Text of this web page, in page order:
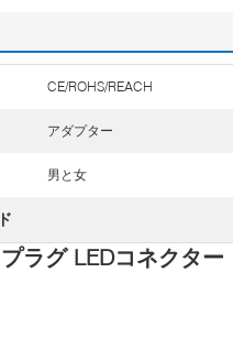
CE/ROHS/REACH
アダプター
男と女
ラグ LEDコネクター